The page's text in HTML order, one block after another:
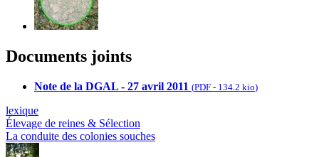
Documents joints
Note de la DGAL - 27 avril 2011 (PDF - 134.2 kio)
lexique
Élevage de reines & Sélection
La conduite des colonies souches